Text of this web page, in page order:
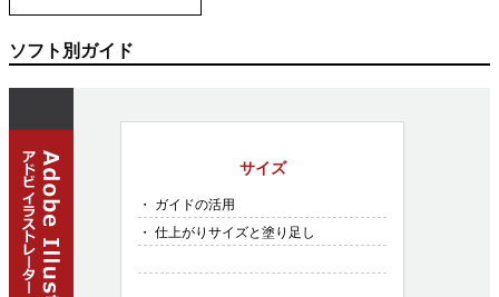
ソフト別ガイド
サイズ
・ ガイドの活用
・ 仕上がりサイズと塗り足し